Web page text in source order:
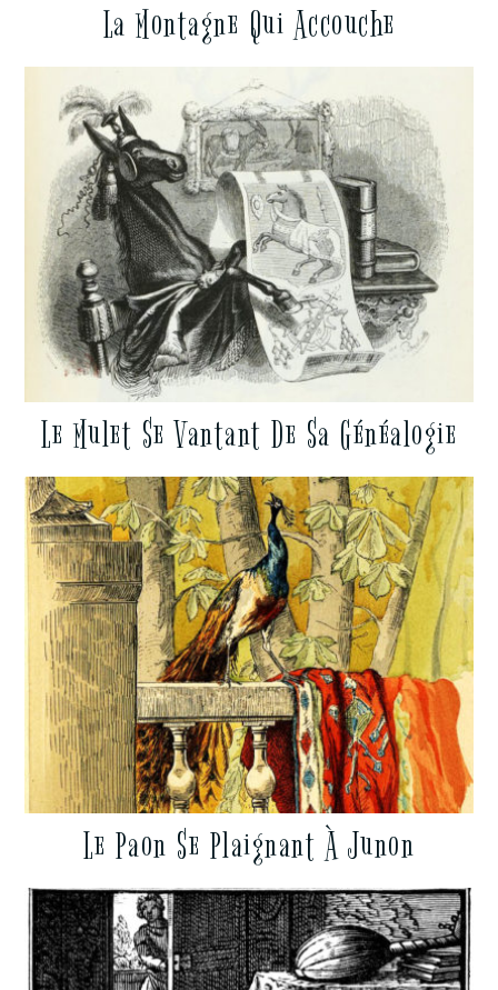
La Montagne Qui Accouche
Le Mulet Se Vantant De Sa Généalogie
Le Paon Se Plaignant À Junon